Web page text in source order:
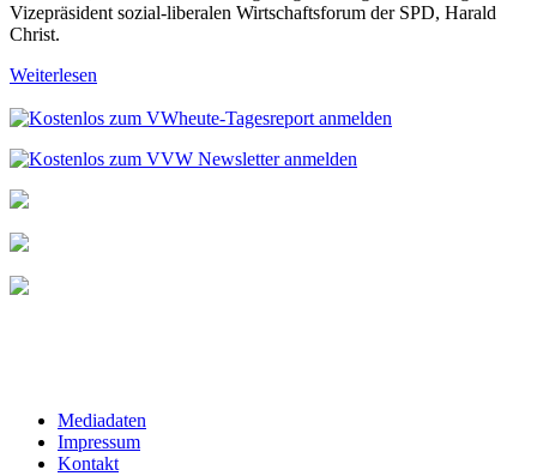
Vizepräsident sozial-liberalen Wirtschaftsforum der SPD, Harald
Christ.
Weiterlesen
Mediadaten
Impressum
Kontakt